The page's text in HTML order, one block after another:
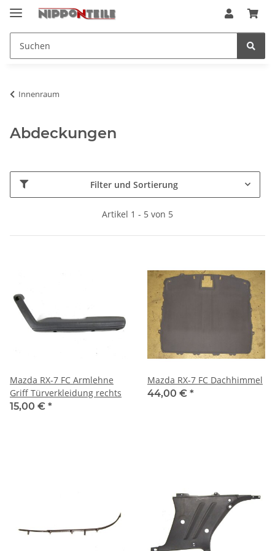
Innenraum
Abdeckungen
Filter und Sortierung
Artikel 1 - 5 von 5
Mazda RX-7 FC Armlehne
Griff Türverkleidung rechts
15,00 € *
Mazda RX-7 FC Dachhimmel
44,00 € *